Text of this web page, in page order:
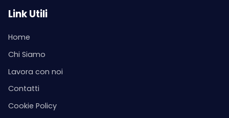
Link Utili
Home
Chi Siamo
Lavora con noi
Contatti
Cookie Policy